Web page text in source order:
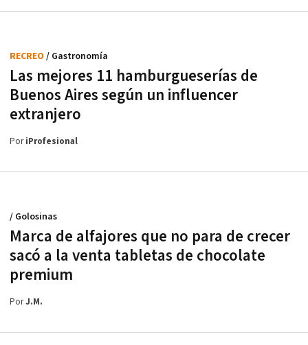
Las mejores 11 hamburgueserías de
Buenos Aires según un influencer
extranjero
RECREO / Gastronomía
PoriProfesional
Marca de alfajores que no para de crecer
sacó a la venta tabletas de chocolate
premium
/ Golosinas
PorJ.M.